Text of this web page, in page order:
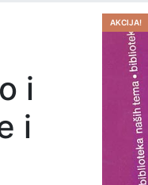
i
i
AKCIJA!